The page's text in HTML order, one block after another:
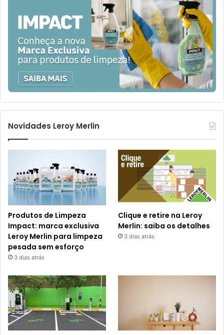
Novidades Leroy Merlin
Produtos de Limpeza
Impact: marca exclusiva
Leroy Merlin para limpeza
pesada sem esforço
3 dias atrás
Clique e retire na Leroy
Merlin: saiba os detalhes
3 dias atrás